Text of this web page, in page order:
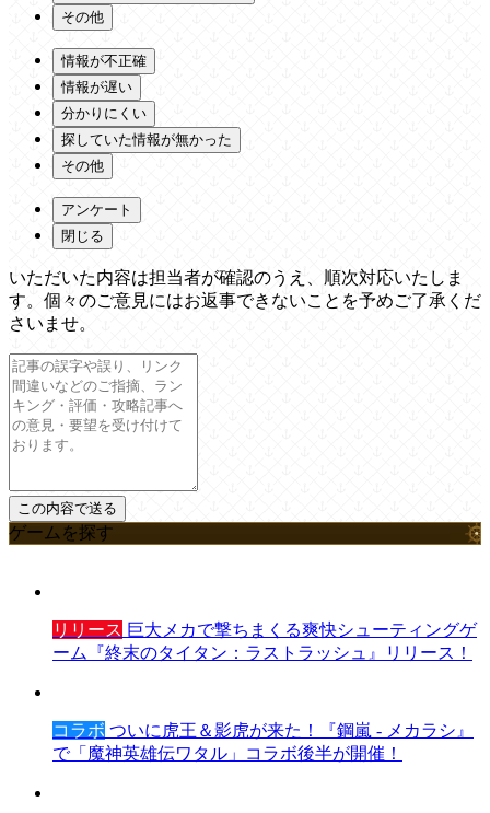
その他
情報が不正確
情報が遅い
分かりにくい
探していた情報が無かった
その他
アンケート
閉じる
いただいた内容は担当者が確認のうえ、順次対応いたしま
す。個々のご意見にはお返事できないことを予めご了承くだ
さいませ。
ゲームを探す
リリース 巨大メカで撃ちまくる爽快シューティングゲ
ーム『終末のタイタン：ラストラッシュ』リリース！
コラボ ついに虎王＆影虎が来た！『鋼嵐 - メカラシ』
で「魔神英雄伝ワタル」コラボ後半が開催！